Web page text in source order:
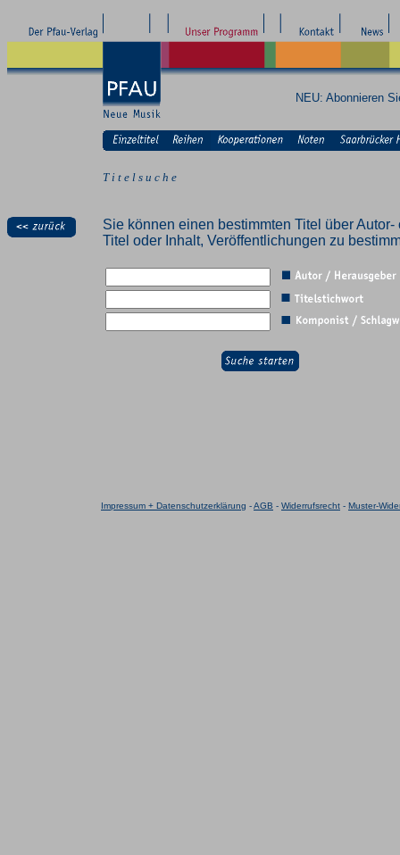
NEU: Abonnieren
T i t e l s u c h e
Sie können einen bestimmten Titel über
Titel oder Inhalt, Veröffentlichungen zu
Impressum + Datenschutzerklärung -AGB - Widerrufsrecht - Muster-